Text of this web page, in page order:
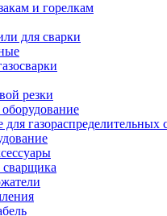
и горелкам
для сварки
резки
газораспределительных